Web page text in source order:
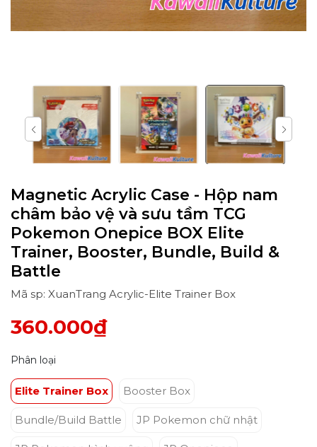
Magnetic Acrylic Case - Hộp nam
châm bảo vệ và sưu tầm TCG
Pokemon Onepice BOX Elite
Trainer, Booster, Bundle, Build &
Battle
Mã sp: XuanTrang Acrylic-Elite Trainer Box
360.000₫
Phân loại
Elite Trainer Box Booster Box
Bundle/Build Battle JP Pokemon chữ nhật